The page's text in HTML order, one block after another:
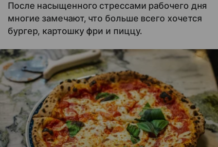
После насыщенного стрессами рабочего дня
многие замечают, что больше всего хочется
бургер, картошку фри и пиццу.